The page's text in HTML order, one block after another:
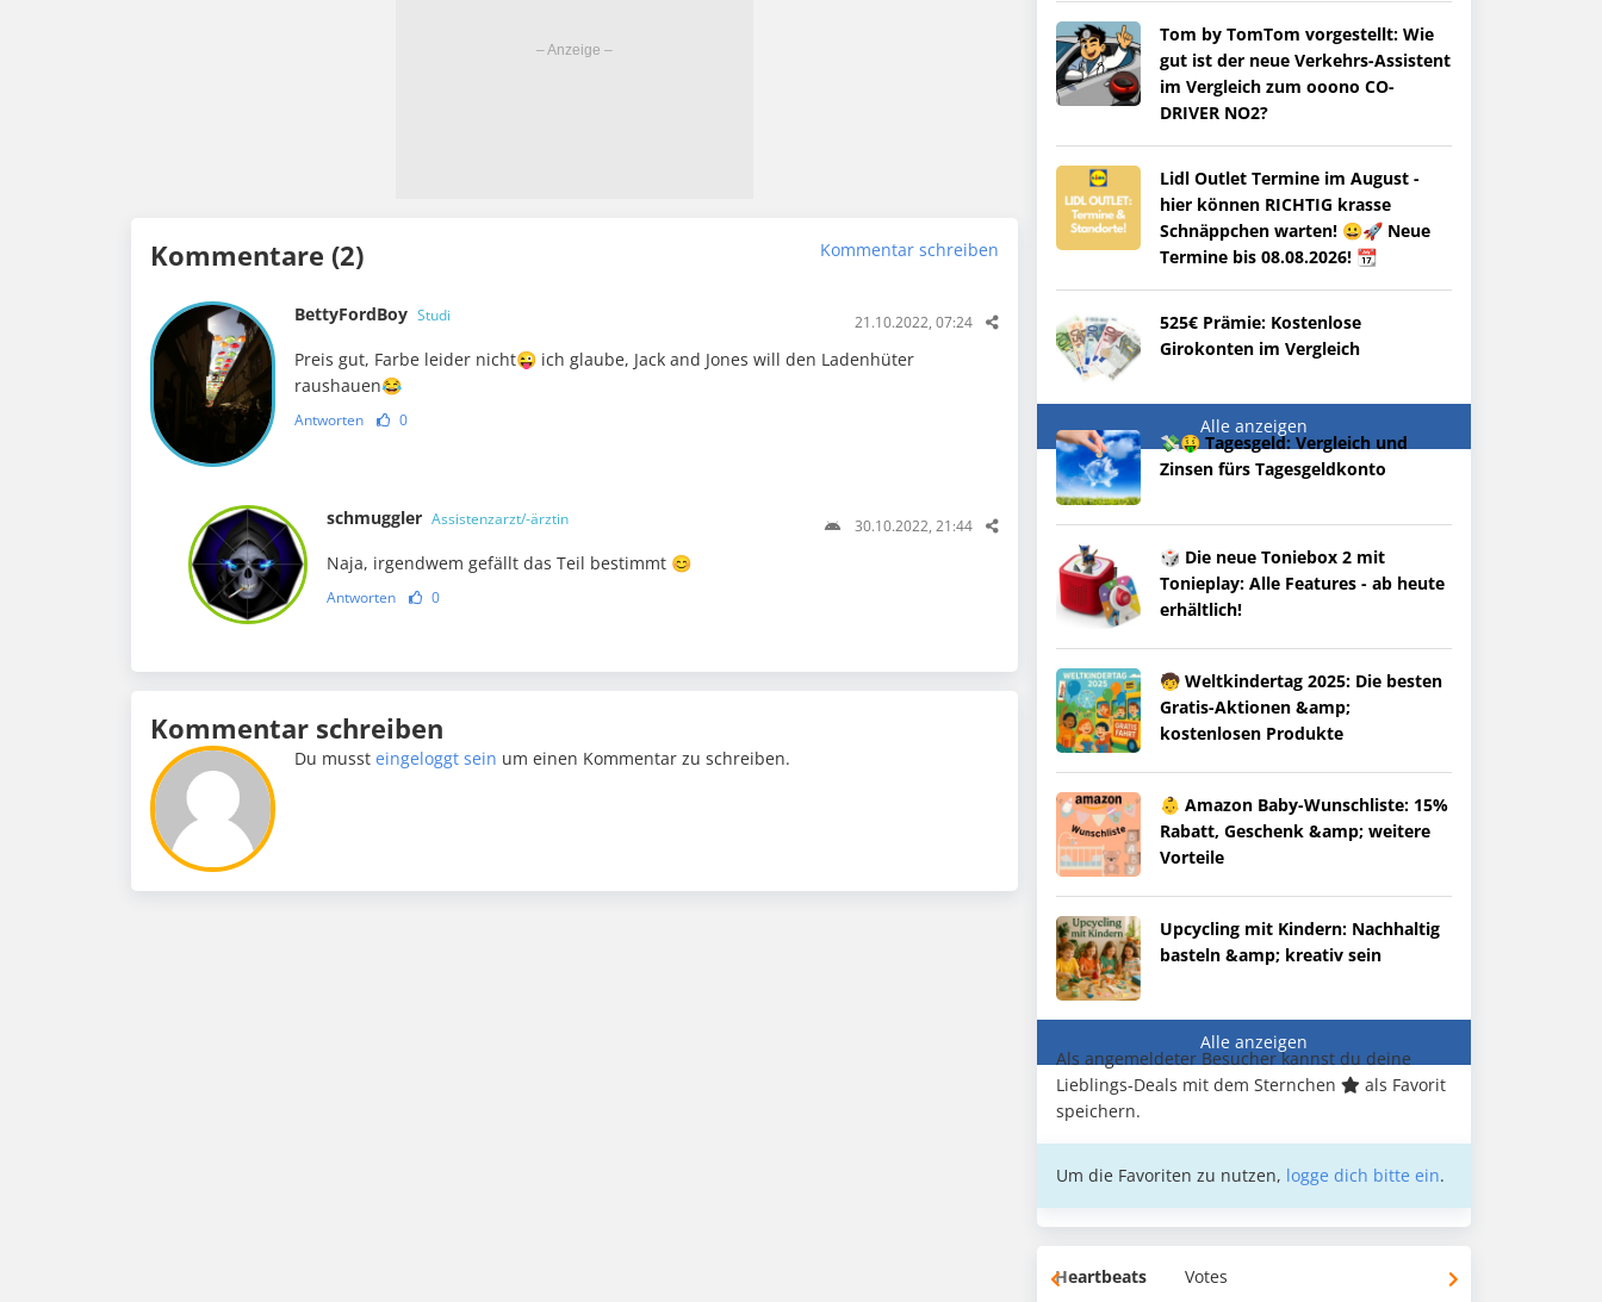
Kommentare (2) Kommentar schreiben
BettyFordBoy Studi 21.10.2022, 07:24
Preis gut, Farbe leider nicht😜 ich glaube, Jack and Jones will den Ladenhüter
raushauen😂
Antworten 0
schmuggler Assistenzarzt/-ärztin 30.10.2022, 21:44
Naja, irgendwem gefällt das Teil bestimmt 😊
Antworten 0
Kommentar schreiben
Du mussteingeloggt sein um einen Kommentar zu schreiben.
Tom by TomTom vorgestellt: Wie
gut ist der neue Verkehrs-Assistent
im Vergleich zum ooono CO-
DRIVER NO2?
Lidl Outlet Termine im August -
hier können RICHTIG krasse
Schnäppchen warten! 😀🚀 Neue
Termine bis 08.08.2026! 📆
525€ Prämie: Kostenlose
Girokonten im Vergleich
Alle anzeigen
💸🤑 Tagesgeld: Vergleich und
Zinsen fürs Tagesgeldkonto
🎲 Die neue Toniebox 2 mit
Tonieplay: Alle Features - ab heute
erhältlich!
🧒 Weltkindertag 2025: Die besten
Gratis-Aktionen &amp;
kostenlosen Produkte
👶 Amazon Baby-Wunschliste: 15%
Rabatt, Geschenk &amp; weitere
Vorteile
Upcycling mit Kindern: Nachhaltig
basteln &amp; kreativ sein
Alle anzeigen
Als angemeldeter Besucher kannst du deine
Lieblings-Deals mit dem Sternchen
als Favorit
speichern.
Um die Favoriten zu nutzen, logge dich bitte ein.
Heartbeats Votes